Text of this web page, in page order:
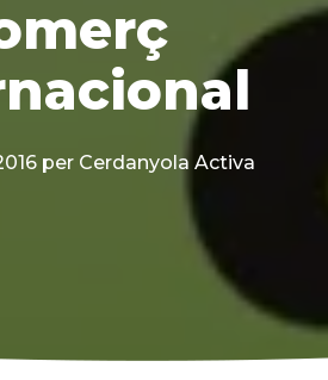
per Cerdanyola Activa